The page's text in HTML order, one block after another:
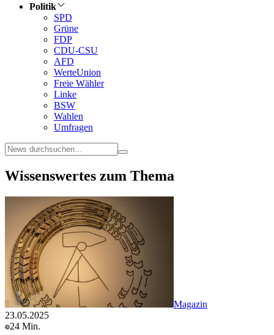
Politik
SPD
Grüne
FDP
CDU-CSU
AFD
WerteUnion
Freie Wähler
Linke
BSW
Wahlen
Umfragen
Wissenswertes zum Thema
Magazin
23.05.2025
24 Min.